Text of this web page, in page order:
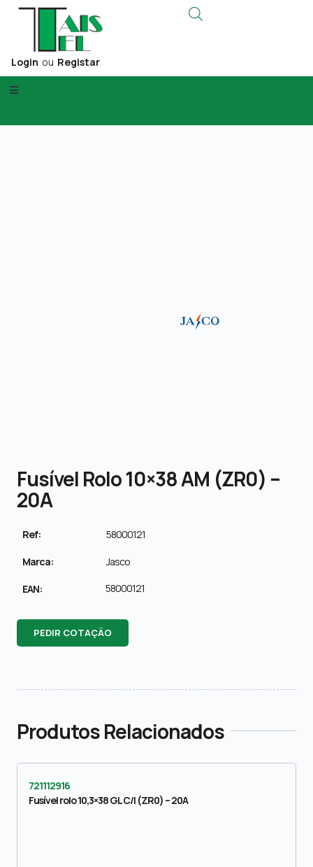
Login ou Registar
Fusível Rolo 10×38 AM (ZR0) –
20A
Ref: 58000121
Marca: Jasco
EAN: 58000121
PEDIR COTAÇÃO
Produtos Relacionados
721112916
Fusível rolo 10,3×38 GL C/I (ZR0) – 20A